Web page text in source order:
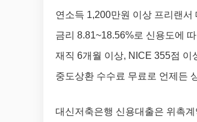
연소득 1,200만원 이상 프리랜
금리 8.81~18.56%로 신용도에
재직 6개월 이상, NICE 355점 이
중도상환 수수료 무료로 언제든
대신저축은행 신용대출은 위촉